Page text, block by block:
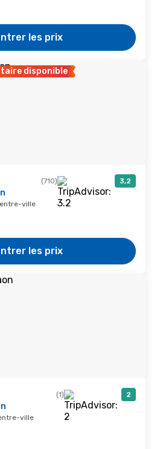
les prix
disponible
(710) 3,2
ville
les prix
(1) 2
ville